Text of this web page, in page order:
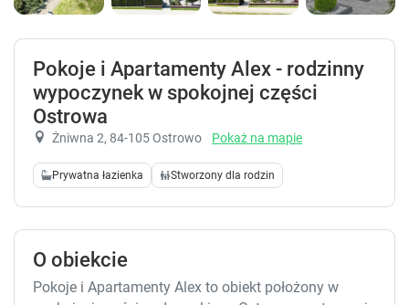
Pokoje i Apartamenty Alex - rodzinny
wypoczynek w spokojnej części
Ostrowa
Żniwna 2, 84-105 Ostrowo Pokaż na mapie
Prywatna łazienka Stworzony dla rodzin
O obiekcie
Pokoje i Apartamenty Alex to obiekt położony w